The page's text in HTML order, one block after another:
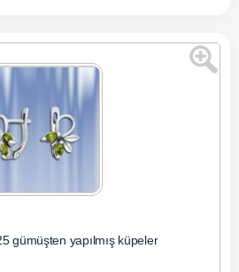
gümüşten yapılmış küpeler